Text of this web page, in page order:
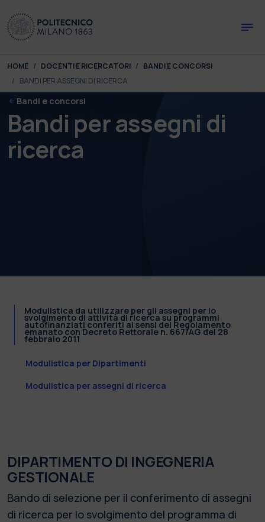
You are here:
HOME DOCENTI E RICERCATORI
BANDI E CONCORSI
BANDI PER ASSEGNI DI RICERCA
Bandi e concorsi
Bandi per assegni di
ricerca
Modulistica da utilizzare per gli assegni per lo
svolgimento di attività di ricerca su programmi
autofinanziati conferiti ai sensi del Regolamento
emanato con Decreto Rettorale n. 667/AG del 28
febbraio 2011
Modulistica per Dipartimenti
Modulistica per assegni di ricerca
DIPARTIMENTO DI INGEGNERIA
GESTIONALE
Bando di selezione per il conferimento di assegni
di ricerca per lo svolgimento del programma di